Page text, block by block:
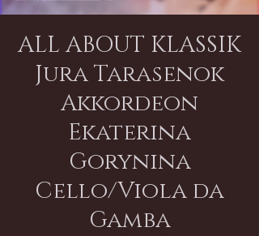
ALL ABOUT KLASSIK
Jura Tarasenok
Akkordeon
Ekaterina
Gorynina
Cello/Viola da
Gamba